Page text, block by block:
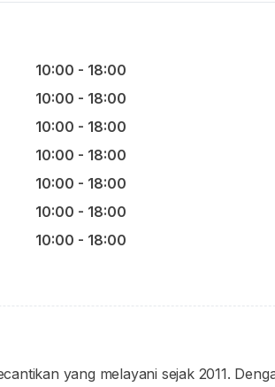
10:00 - 18:00
10:00 - 18:00
10:00 - 18:00
10:00 - 18:00
10:00 - 18:00
10:00 - 18:00
10:00 - 18:00
yang melayani sejak 2011.